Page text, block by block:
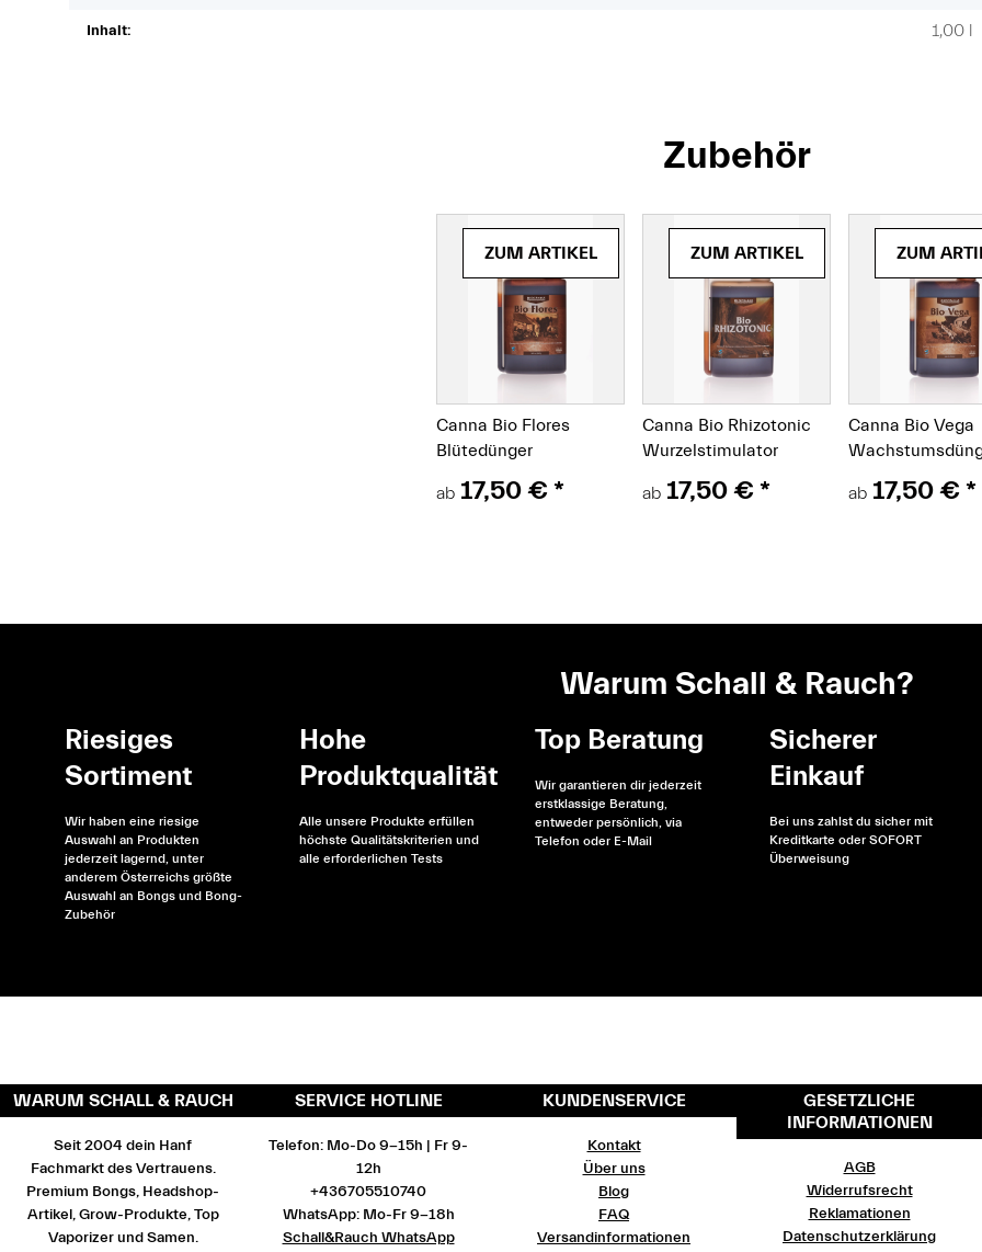
Inhalt: 1,00 l
Zubehör
(Paket)
ZUM ARTIKEL
Canna Bio Flores
Blütedünger
ab 17,50 €*
(Paket)
ZUM ARTIKEL
Canna Bio Rhizotonic
Wurzelstimulator
ab 17,50 €*
(Paket)
ZUM
Canna Bio Vega
ab 17,50 €*
Warum Schall & Rauch?
Riesiges
Sortiment
Wir haben eine riesige
Auswahl an Produkten
jederzeit lagernd, unter
anderem Österreichs größte
Auswahl an Bongs und Bong-
Zubehör
Hohe
Produktqualität
Alle unsere Produkte erfüllen
höchste Qualitätskriterien und
alle erforderlichen Tests
Top Beratung
Wir garantieren dir jederzeit
erstklassige Beratung,
entweder persönlich, via
Telefon oder E-Mail
Sicherer
Einkauf
Bei uns zahlst du sicher mit
Kreditkarte oder SOFORT
Überweisung
WARUM SCHALL & RAUCH
Seit 2004 dein Hanf
Fachmarkt des Vertrauens.
Premium Bongs, Headshop-
Artikel, Grow-Produkte, Top
Vaporizer und Samen.
SERVICE HOTLINE
Telefon: Mo-Do 9-15h | Fr 9-
12h
+436705510740
WhatsApp: Mo-Fr 9-18h
Schall&Rauch WhatsApp
KUNDENSERVICE
Kontakt
Über uns
Blog
FAQ
Versandinformationen
GESETZLICHE
INFORMATIONEN
AGB
Widerrufsrecht
Reklamationen
Datenschutzerklärung